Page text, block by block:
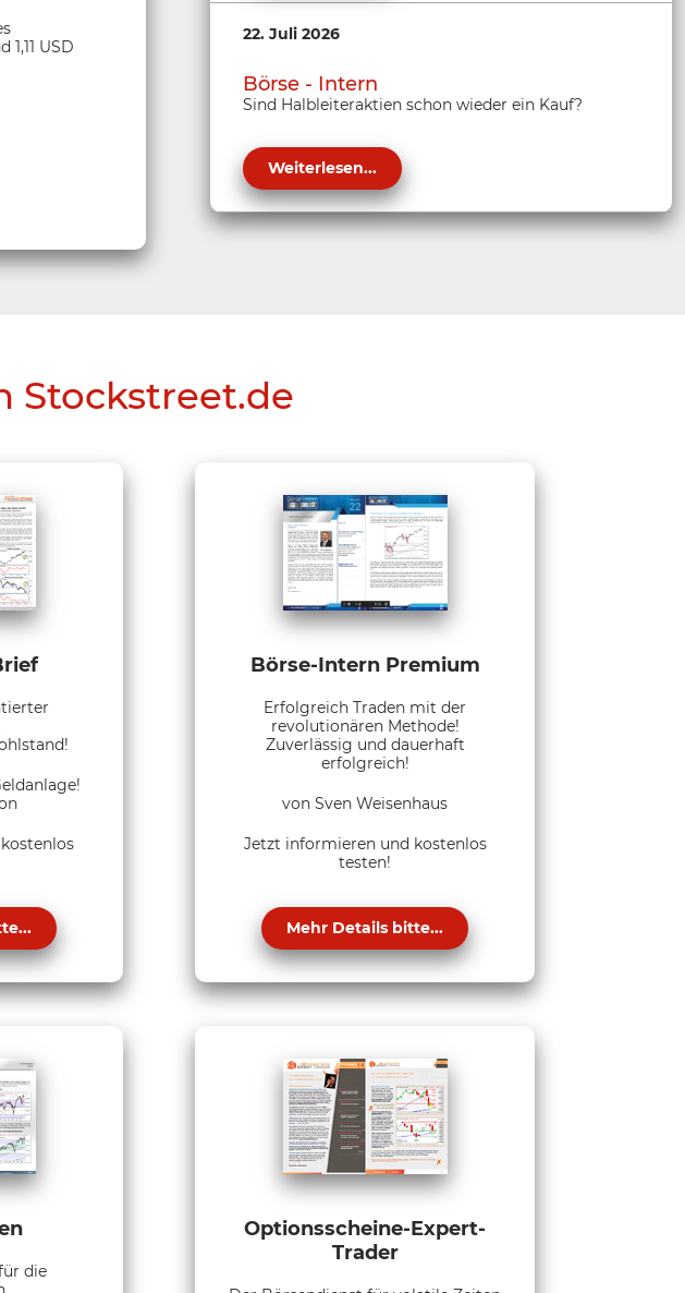
USD
22. Juli 2026
Börse - Intern
Sind Halbleiteraktien schon wieder ein Kauf?
Weiterlesen...
Stockstreet.de
Börse-Intern Premium
Erfolgreich Traden mit der
revolutionären Methode!
Zuverlässig und dauerhaft
erfolgreich!
von Sven Weisenhaus
Jetzt informieren und kostenlos
testen!
Mehr Details bitte...
die
Optionsscheine-Expert-
Trader